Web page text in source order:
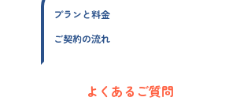
プランと料金
ご契約の流れ
よくあるご質問